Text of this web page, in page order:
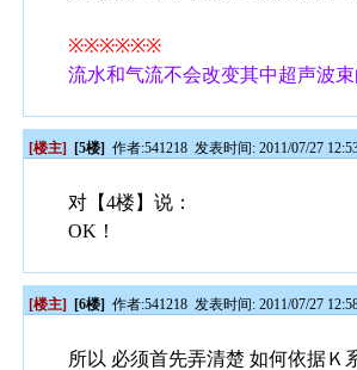
※※※※※※
流水和气流不会改变其中超声波
[楼主] [5楼] 作者:541218 发表时间: 2011/07/27
对【4楼】说：
OK！
[楼主] [6楼] 作者:541218 发表时间: 2011/07/27
所以 必须首先弄清楚 如何依据